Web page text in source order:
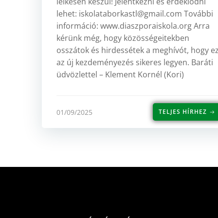
lehet: iskolataborkastl@gmail.com További
információ: www.diaszporaiskola.org Arra
kérünk még, hogy közösségeitekben
osszátok és hirdessétek a meghívót, hogy
az új kezdeményezés sikeres legyen. Baráti
üdvözlettel – Klement Kornél (Kori)
01/09/2025 TELJES HÍRHEZ